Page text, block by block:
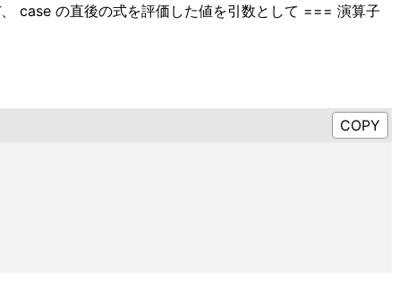
case の直後の式を評価した値を引数として === 演算子